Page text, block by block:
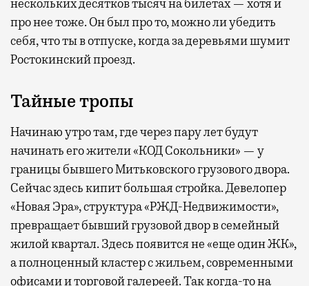
нескольких десятков тысяч на билетах — хотя и
про нее тоже. Он был про то, можно ли убедить
себя, что ты в отпуске, когда за деревьями шумит
Ростокинский проезд.
Тайные тропы
Начинаю утро там, где через пару лет будут
начинать его жители «КОД Сокольники» — у
границы бывшего Митьковского грузового двора.
Сейчас здесь кипит большая стройка. Девелопер
«Новая Эра», структура «РЖД-Недвижимости»,
превращает бывший грузовой двор в семейный
жилой квартал. Здесь появится не «еще один ЖК»,
а полноценный кластер с жильем, современными
офисами и торговой галереей. Так когда-то на